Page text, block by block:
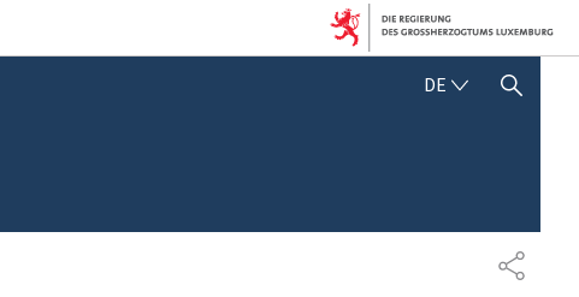
DE DEUTSCH
SUCHFLED ANZEIGEN /
TEILEN